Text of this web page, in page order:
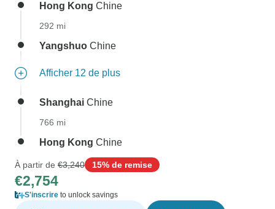
Hong Kong Chine
292 mi
Yangshuo Chine
Afficher 12 de plus
Shanghai Chine
766 mi
Hong Kong Chine
À partir de €3,240 15% de remise
€2,754
S'inscrire to unlock savings